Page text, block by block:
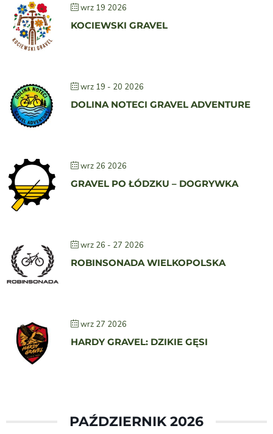
wrz 19 2026
KOCIEWSKI GRAVEL
wrz 19 - 20 2026
DOLINA NOTECI GRAVEL ADVENTURE
wrz 26 2026
GRAVEL PO ŁÓDZKU – DOGRYWKA
wrz 26 - 27 2026
ROBINSONADA WIELKOPOLSKA
wrz 27 2026
HARDY GRAVEL: DZIKIE GĘSI
PAŹDZIERNIK 2026